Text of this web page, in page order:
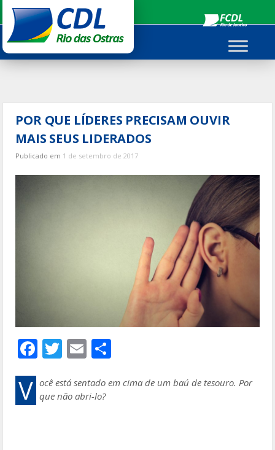
para
conteúdo
POR QUE LÍDERES PRECISAM OUVIR
MAIS SEUS LIDERADOS
Publicado em 1 de setembro de 2017
F
ac
e
b
T
w
itt
er
E
m
ai
l
ar
V ocê está sentado em cima de um baú de tesouro. Por
que não abri-lo?